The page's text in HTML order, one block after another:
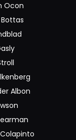
Ocon
Albon